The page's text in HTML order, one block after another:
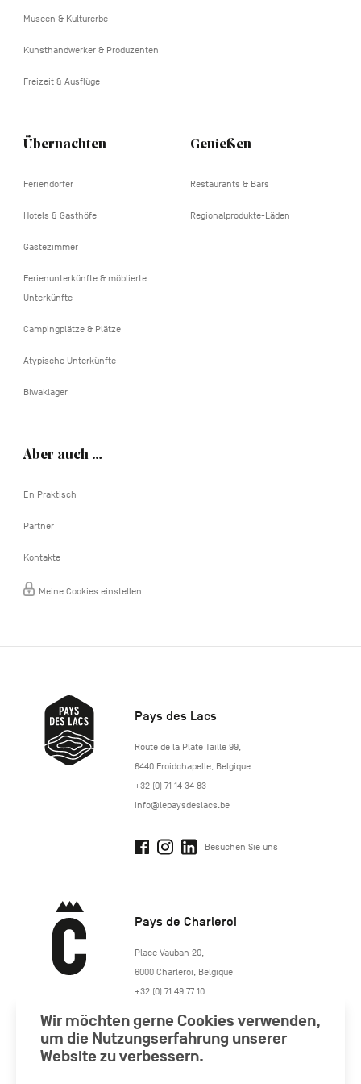
Museen & Kulturerbe
Kunsthandwerker & Produzenten
Freizeit & Ausflüge
Übernachten
Feriendörfer
Hotels & Gasthöfe
Gästezimmer
Ferienunterkünfte & möblierte
Unterkünfte
Campingplätze & Plätze
Atypische Unterkünfte
Biwaklager
Genießen
Restaurants & Bars
Regionalprodukte-Läden
Aber auch …
En Praktisch
Partner
Kontakte
Meine Cookies einstellen
Pays des Lacs
http://www.lepaysdeslacs.be/
Route de la Plate Taille 99,
6440 Froidchapelle, Belgique
+32 (0) 71 14 34 83
info@lepaysdeslacs.be
Besuchen Sie uns
Pays de Charleroi
https://www.paysdecharleroi.be/
Place Vauban 20,
6000 Charleroi, Belgique
+32 (0) 71 49 77 10
Besuchen Sie uns
Wir möchten gerne Cookies verwenden,
um die Nutzungserfahrung unserer
Website zu verbessern.